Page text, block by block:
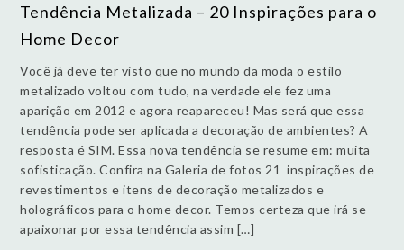
Tendência Metalizada – 20 Inspirações para o
Home Decor
Você já deve ter visto que no mundo da moda o estilo
metalizado voltou com tudo, na verdade ele fez uma
aparição em 2012 e agora reapareceu! Mas será que essa
tendência pode ser aplicada a decoração de ambientes? A
resposta é SIM. Essa nova tendência se resume em: muita
sofisticação. Confira na Galeria de fotos 21 inspirações de
revestimentos e itens de decoração metalizados e
holográficos para o home decor. Temos certeza que irá se
apaixonar por essa tendência assim […]